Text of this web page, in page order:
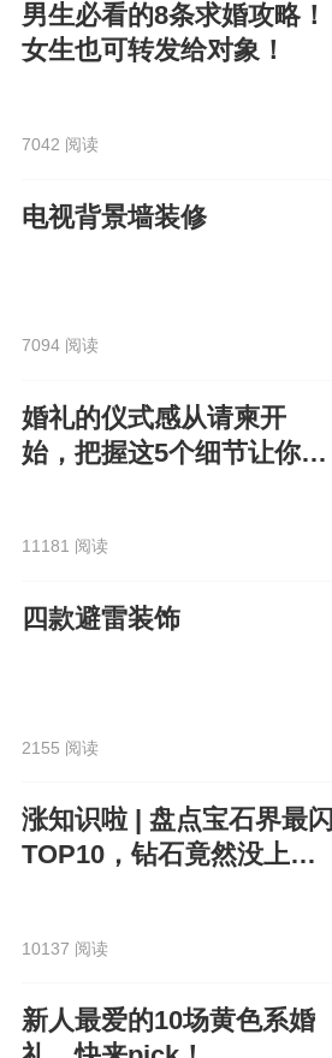
男生必看的8条求婚攻略！
女生也可转发给对象！
7042 阅读
电视背景墙装修
7094 阅读
婚礼的仪式感从请柬开
始，把握这5个细节让你的
11181 阅读
四款避雷装饰
2155 阅读
涨知识啦 | 盘点宝石界最闪
TOP10，钻石竟然没上
10137 阅读
新人最爱的10场黄色系婚